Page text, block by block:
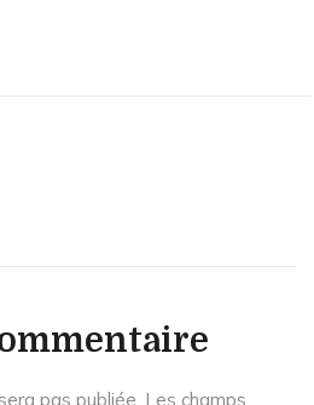
pas publiée. Les champs